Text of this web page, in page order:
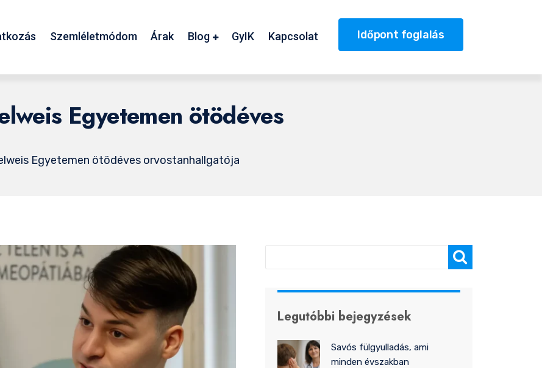
Szemléletmódom Árak Blog GyIK Kapcsolat Időpont foglalás
Egyetemen ötödéves
Egyetemen ötödéves orvostanhallgatója
Legutóbbi bejegyzések
Savós fülgyulladás, ami
minden évszakban